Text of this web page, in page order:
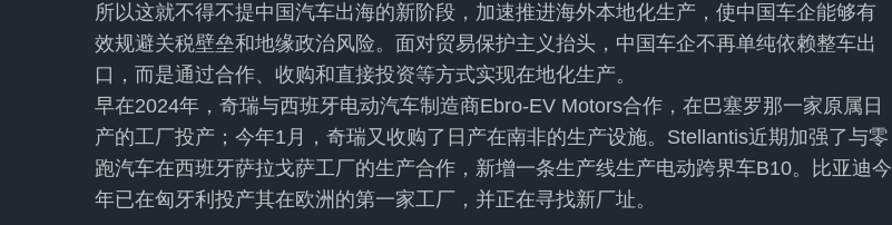
所以这就不得不提中国汽车出海的新阶段，加速推进海外本地化生产，使中国车企能够有
效规避关税壁垒和地缘政治风险。面对贸易保护主义抬头，中国车企不再单纯依赖整车出
口，而是通过合作、收购和直接投资等方式实现在地化生产。
早在2024年，奇瑞与西班牙电动汽车制造商Ebro-EV Motors合作，在巴塞罗那一家原属日
产的工厂投产；今年1月，奇瑞又收购了日产在南非的生产设施。Stellantis近期加强了与零
跑汽车在西班牙萨拉戈萨工厂的生产合作，新增一条生产线生产电动跨界车B10。比亚迪今
年已在匈牙利投产其在欧洲的第一家工厂，并正在寻找新厂址。